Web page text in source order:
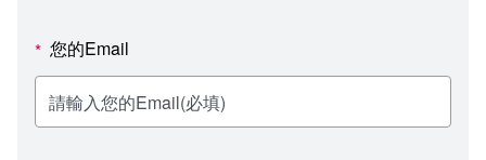
校園行事曆
報名系統
輔導處
研發處
外國語文學系
文化藝術學系
課程大綱
網路選課
資訊服務線上報修系統
消耗品申請
問卷調查
法令規章
* 您的Email